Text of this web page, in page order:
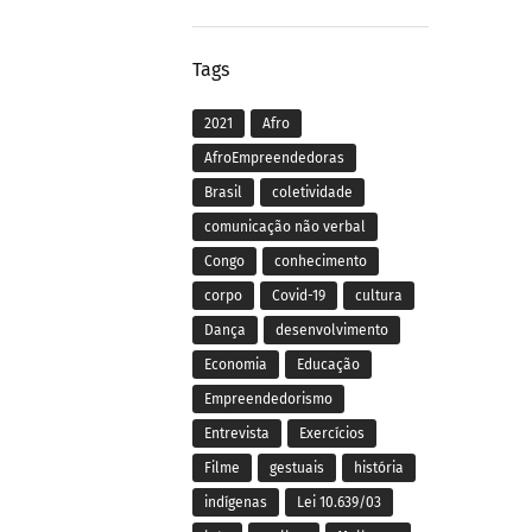
Tags
2021 Afro
AfroEmpreendedoras
Brasil coletividade
comunicação não verbal
Congo conhecimento
corpo Covid-19 cultura
Dança desenvolvimento
Economia Educação
Empreendedorismo
Entrevista Exercícios
Filme gestuais história
indígenas Lei 10.639/03